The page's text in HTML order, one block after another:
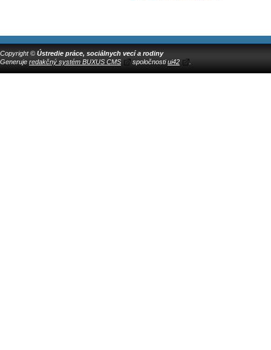
Copyright © Ústredie práce, sociálnych vecí a rodiny
Generuje redakčný systém BUXUS CMS spoločnostiui42